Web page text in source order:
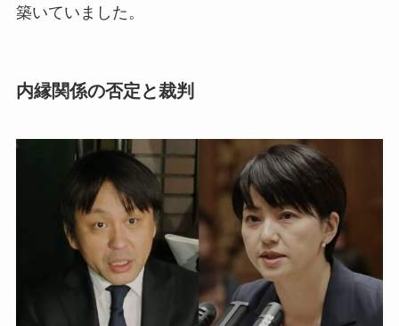
築いていました。
内縁関係の否定と裁判